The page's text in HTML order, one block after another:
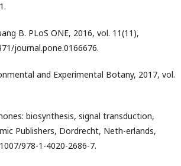
B. PLoS ONE, 2016, vol. 11(11),
journal.pone.0166676.
and Experimental Botany, 2017, vol.
biosynthesis, signal transduction,
Publishers, Dordrecht, Neth-erlands,
978-1-4020-2686-7.